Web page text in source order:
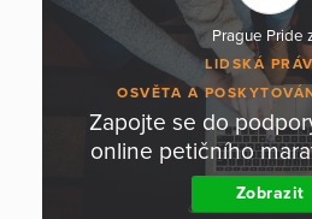
Prague Pride
LIDSKÁ
OSVĚTA A
Zapojte se do
online petičního
Zobrazit